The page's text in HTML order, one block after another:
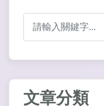
文章分類